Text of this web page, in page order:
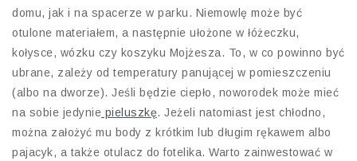
domu, jak i na spacerze w parku. Niemowlę może być
otulone materiałem, a następnie ułożone w łóżeczku,
kołysce, wózku czy koszyku Mojżesza. To, w co powinno być
ubrane, zależy od temperatury panującej w pomieszczeniu
(albo na dworze). Jeśli będzie ciepło, noworodek może mieć
na sobie jedynie pieluszkę. Jeżeli natomiast jest chłodno,
można założyć mu body z krótkim lub długim rękawem albo
pajacyk, a także otulacz do fotelika. Warto zainwestować w